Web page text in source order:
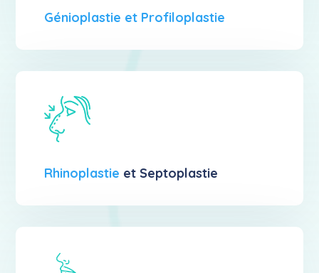
Génioplastie et Profiloplastie
Rhinoplastie et Septoplastie